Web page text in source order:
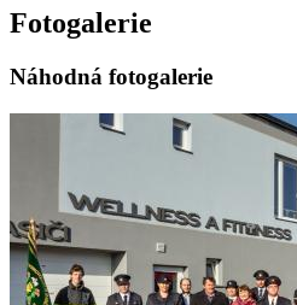
Fotogalerie
Náhodná fotogalerie